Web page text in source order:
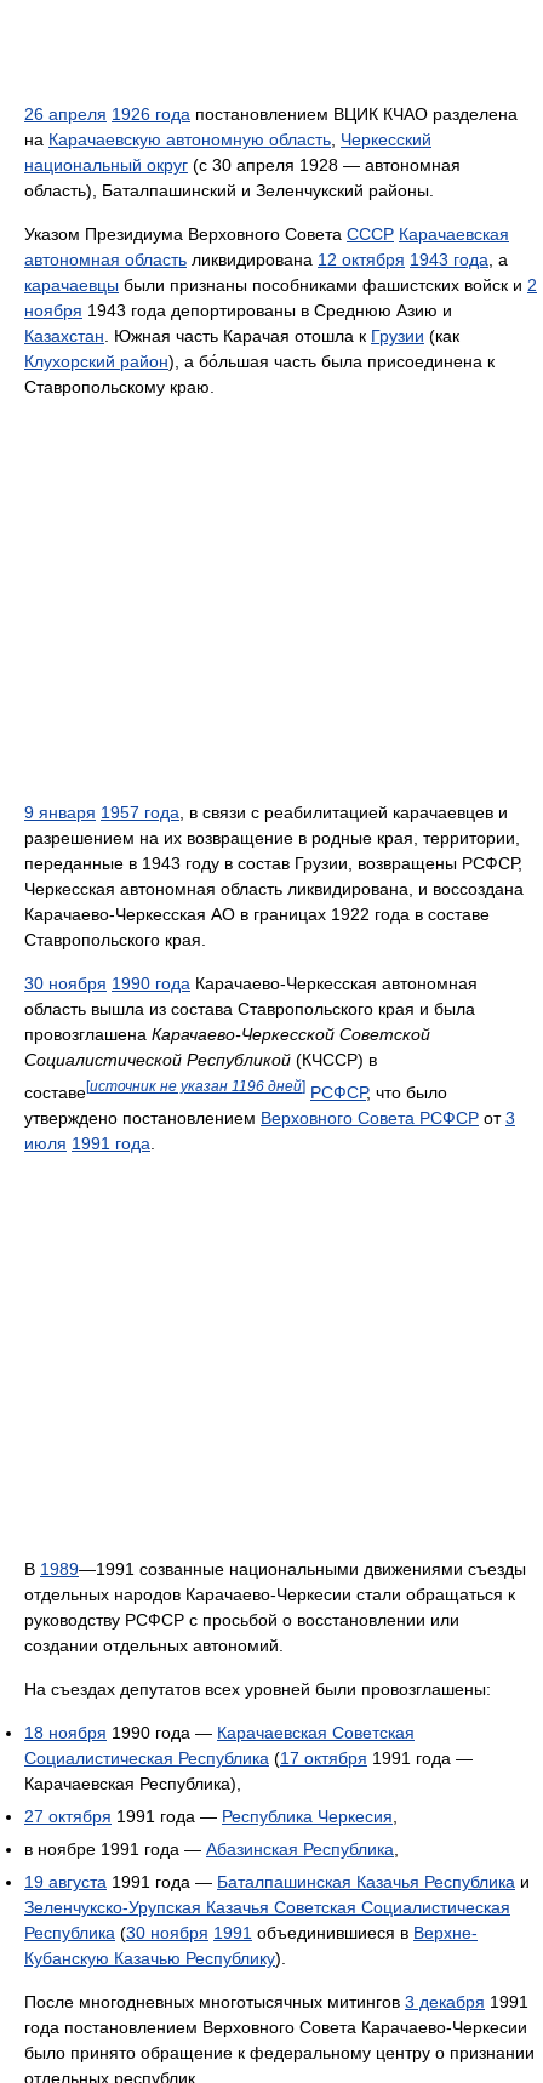
26 апреля 1926 года постановлением ВЦИК КЧАО разделена
на Карачаевскую автономную область, Черкесский
национальный округ (с 30 апреля 1928 — автономная
область), Баталпашинский и Зеленчукский районы.
Указом Президиума Верховного Совета СССР Карачаевская
автономная область ликвидирована 12 октября 1943 года, а
карачаевцы были признаны пособниками фашистских войск и 2
ноября 1943 года депортированы в Среднюю Азию и
Казахстан. Южная часть Карачая отошла к Грузии (как
Клухорский район), а бо́льшая часть была присоединена к
Ставропольскому краю.
9 января 1957 года, в связи с реабилитацией карачаевцев и
разрешением на их возвращение в родные края, территории,
переданные в 1943 году в состав Грузии, возвращены РСФСР,
Черкесская автономная область ликвидирована, и воссоздана
Карачаево-Черкесская АО в границах 1922 года в составе
Ставропольского края.
30 ноября 1990 года Карачаево-Черкесская автономная
область вышла из состава Ставропольского края и была
провозглашена Карачаево-Черкесской Советской
Социалистической Республикой (КЧССР) в
составе[источник не указан 1196 дней] РСФСР, что было
утверждено постановлением Верховного Совета РСФСР от3
июля 1991 года
В 1989—1991 созванные национальными движениями съезды
отдельных народов Карачаево-Черкесии стали обращаться к
руководству РСФСР с просьбой о восстановлении или
создании отдельных автономий.
На съездах депутатов всех уровней были провозглашены:
18 ноября 1990 года — Карачаевская Советская
Социалистическая Республика (17 октября 1991 года —
Карачаевская Республика),
27 октября 1991 года — Республика Черкесия
в ноябре 1991 года — Абазинская Республика
19 августа 1991 года — Баталпашинская Казачья Республика и
Зеленчукско-Урупская Казачья Советская Социалистическая
Республика (30 ноября 1991 объединившиеся в Верхне-
Кубанскую Казачью Республику).
После многодневных многотысячных митингов 3 декабря 1991
года постановлением Верховного Совета Карачаево-Черкесии
было принято обращение к федеральному центру о признании
отдельных республик.